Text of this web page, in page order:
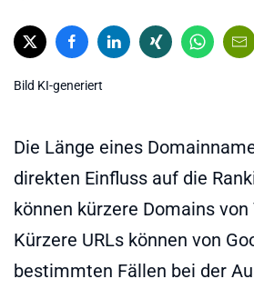
Bild KI-generiert
Die Länge eines
direkten Einfluss auf die
können kürzere Domains
Kürzere URLs können von
bestimmten Fällen bei der